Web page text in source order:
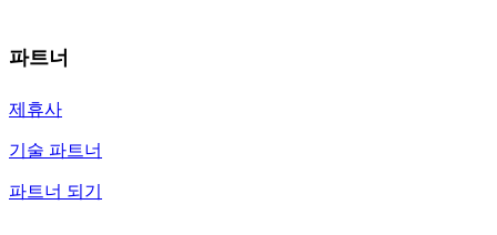
파트너
제휴사
기술 파트너
파트너 되기